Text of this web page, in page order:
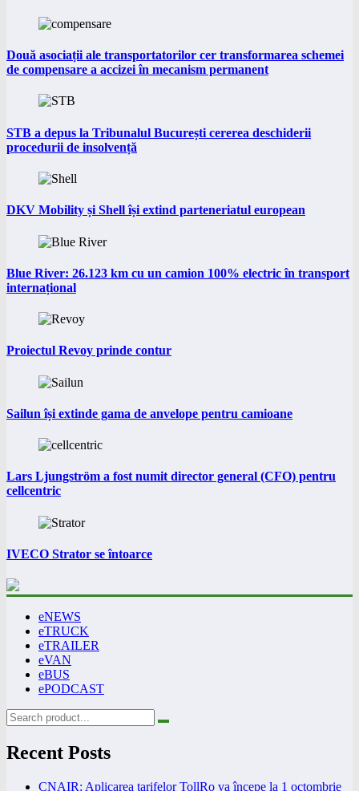
Două asociații ale transportatorilor cer transformarea schemei
de compensare a accizei în mecanism permanent
STB a depus la Tribunalul București cererea deschiderii
procedurii de insolvență
DKV Mobility și Shell își extind parteneriatul european
Blue River: 26.123 km cu un camion 100% electric în transport
internațional
Proiectul Revoy prinde contur
Sailun își extinde gama de anvelope pentru camioane
Lars Ljungström a fost numit director general (CFO) pentru
cellcentric
IVECO Strator se întoarce
eNEWS
eTRUCK
eTRAILER
eVAN
eBUS
ePODCAST
Recent Posts
CNAIR: Aplicarea tarifelor TollRo va începe la 1 octombrie